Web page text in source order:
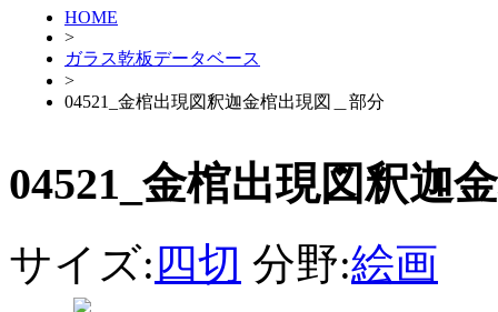
HOME
>
ガラス乾板データベース
>
04521_金棺出現図釈迦金棺出現図＿部分
04521_金棺出現図釈迦
サイズ: 四切 分野:絵画